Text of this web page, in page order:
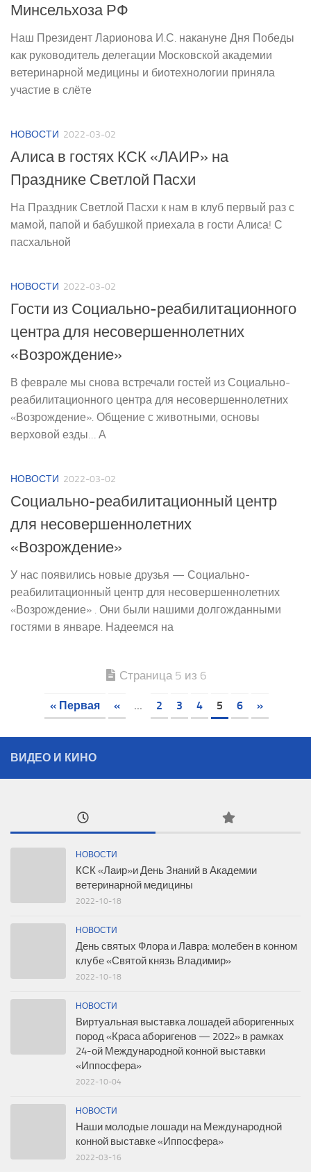
Минсельхоза РФ
Наш Президент Ларионова И.С. накануне Дня Победы
как руководитель делегации Московской академии
ветеринарной медицины и биотехнологии приняла
участие в слёте
НОВОСТИ 2022-03-02
Алиса в гостях КСК «ЛАИР» на
Празднике Светлой Пасхи
На Праздник Светлой Пасхи к нам в клуб первый раз с
мамой, папой и бабушкой приехала в гости Алиса! С
пасхальной
НОВОСТИ 2022-03-02
Гости из Социально-реабилитационного
центра для несовершеннолетних
«Возрождение»
В феврале мы снова встречали гостей из Социально-
реабилитационного центра для несовершеннолетних
«Возрождение». Общение с животными, основы
верховой езды… А
НОВОСТИ 2022-03-02
Социально-реабилитационный центр
для несовершеннолетних
«Возрождение»
У нас появились новые друзья — Социально-
реабилитационный центр для несовершеннолетних
«Возрождение» . Они были нашими долгожданными
гостями в январе. Надеемся на
Страница 5 из 6
« Первая « ... 2 3 4 5 6 »
ВИДЕО И КИНО
НОВОСТИ
КСК «Лаир»и День Знаний в Академии
ветеринарной медицины
2022-10-18
НОВОСТИ
День святых Флора и Лавра: молебен в конном
клубе «Святой князь Владимир»
2022-10-18
НОВОСТИ
Виртуальная выставка лошадей аборигенных
пород «Краса аборигенов — 2022» в рамках
24-ой Международной конной выставки
«Иппосфера»
2022-10-04
НОВОСТИ
Наши молодые лошади на Международной
конной выставке «Иппосфера»
2022-03-16